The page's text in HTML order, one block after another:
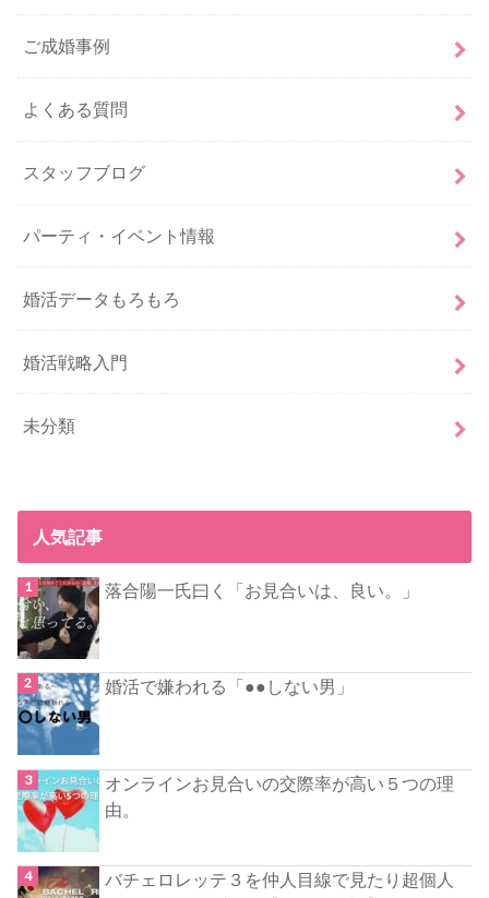
ご成婚事例
よくある質問
スタッフブログ
パーティ・イベント情報
婚活データもろもろ
婚活戦略入門
未分類
人気記事
落合陽一氏曰く「お見合いは、良い。」
婚活で嫌われる「●●しない男」
オンラインお見合いの交際率が高い５つの理
由。
バチェロレッテ３を仲人目線で見たり超個人